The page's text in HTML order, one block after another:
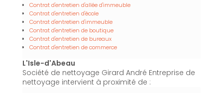
Contrat d'entretien d'allée d'immeuble
Contrat d'entretien d'école
Contrat d'entretien d'immeuble
Contrat d'entretien de boutique
Contrat d'entretien de bureaux
Contrat d'entretien de commerce
L'Isle-d'Abeau
Société de nettoyage Girard André Entreprise de
nettoyage intervient à proximité de :